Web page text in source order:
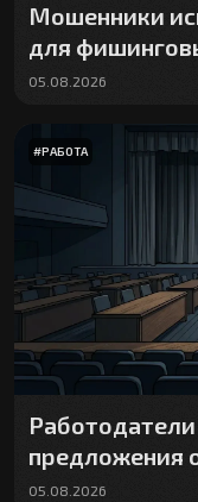
Мошенники
для
05.08.2026
#РАБОТА
предложения
05.08.2026